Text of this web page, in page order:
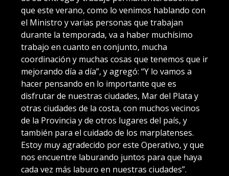
que este verano, como lo venimos hablando con
el Ministro y varias personas que trabajan
durante la temporada, va a haber muchísimo
trabajo en cuanto en conjunto, mucha
coordinación y muchas cosas que tenemos que ir
mejorando día a día”, y agregó: “Y lo vamos a
hacer pensando en lo importante que es
disfrutar de nuestras ciudades, Mar del Plata y
otras ciudades de la costa, con muchos vecinos
de la Provincia y de otros lugares del país, y
también para el cuidado de los marplatenses.
Estoy muy agradecido por este Operativo, y que
nos encuentre laburando juntos para que haya
cada vez más laburo en nuestras ciudades”.